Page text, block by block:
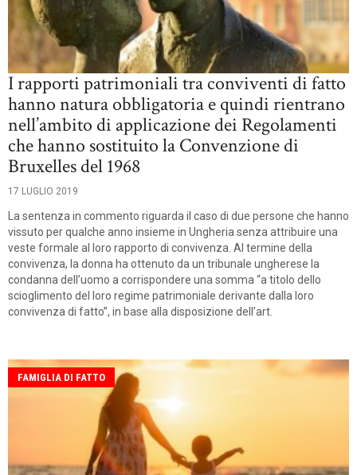
I rapporti patrimoniali tra conviventi di fatto
hanno natura obbligatoria e quindi rientrano
nell’ambito di applicazione dei Regolamenti
che hanno sostituito la Convenzione di
Bruxelles del 1968
17 LUGLIO 2019
La sentenza in commento riguarda il caso di due persone che hanno
vissuto per qualche anno insieme in Ungheria senza attribuire una
veste formale al loro rapporto di convivenza. Al termine della
convivenza, la donna ha ottenuto da un tribunale ungherese la
condanna dell’uomo a corrispondere una somma “a titolo dello
scioglimento del loro regime patrimoniale derivante dalla loro
convivenza di fatto”, in base alla disposizione dell’art.
FAMIGLIA DI FATTO